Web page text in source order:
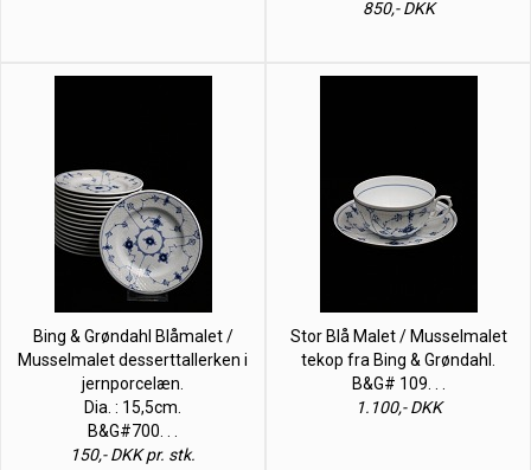
850,- DKK
Bing & Grøndahl Blåmalet /
Musselmalet desserttallerken i
jernporcelæn.
Dia. : 15,5cm.
B&G#700. . .
150,- DKK pr. stk.
Stor Blå Malet / Musselmalet
tekop fra Bing & Grøndahl.
B&G# 109. . .
1.100,- DKK